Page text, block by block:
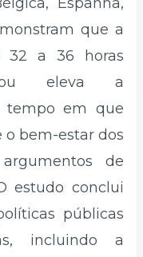
que a
32 a 36 horas
ou eleva a
tempo em que
bem-estar dos
de
estudo conclui
públicas
incluindo a